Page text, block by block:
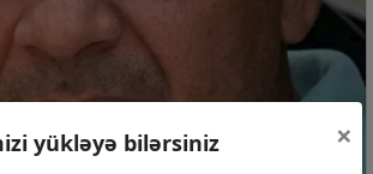
yükləyə bilərsiniz ×